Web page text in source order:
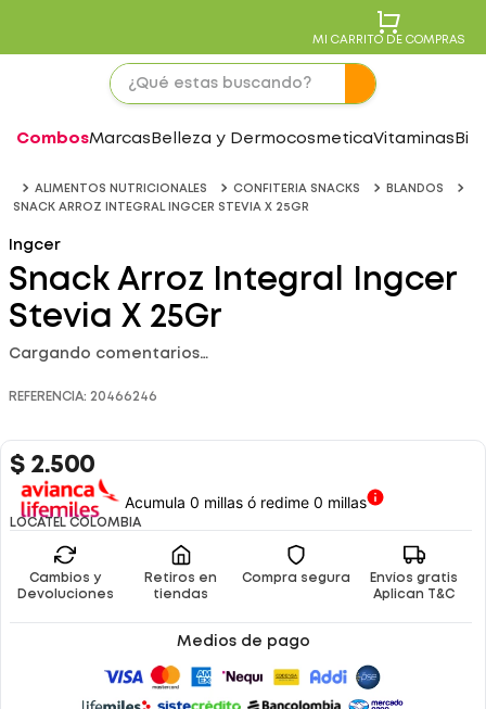
MI CARRITO DE COMPRAS
CombosMarcas Belleza y DermocosmeticaVitaminas
ALIMENTOS NUTRICIONALES CONFITERIA SNACKS
BLANDOS
SNACK ARROZ INTEGRAL INGCER STEVIA X 25GR
Ingcer
Snack Arroz Integral Ingcer
Stevia X 25Gr
Cargando comentarios…
REFERENCIA: 20466246
$ 2.500
Acumula 0 millas ó redime 0 millas
LOCATEL COLOMBIA
Cambios y
Devoluciones
Retiros en
tiendas
Compra segura
Envíos gratis
Aplican T&C
Medios de pago